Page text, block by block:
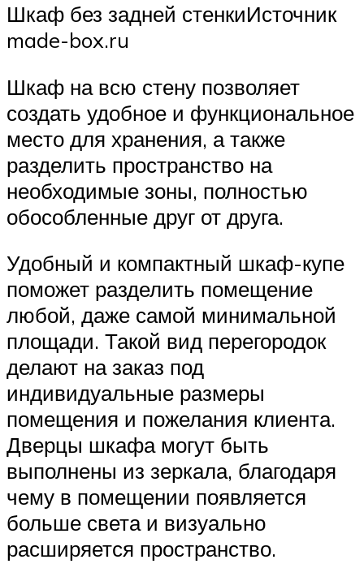
Шкаф без задней стенкиИсточник
made-box.ru
Шкаф на всю стену позволяет
создать удобное и функциональное
место для хранения, а также
разделить пространство на
необходимые зоны, полностью
обособленные друг от друга.
Удобный и компактный шкаф-купе
поможет разделить помещение
любой, даже самой минимальной
площади. Такой вид перегородок
делают на заказ под
индивидуальные размеры
помещения и пожелания клиента.
Дверцы шкафа могут быть
выполнены из зеркала, благодаря
чему в помещении появляется
больше света и визуально
расширяется пространство.